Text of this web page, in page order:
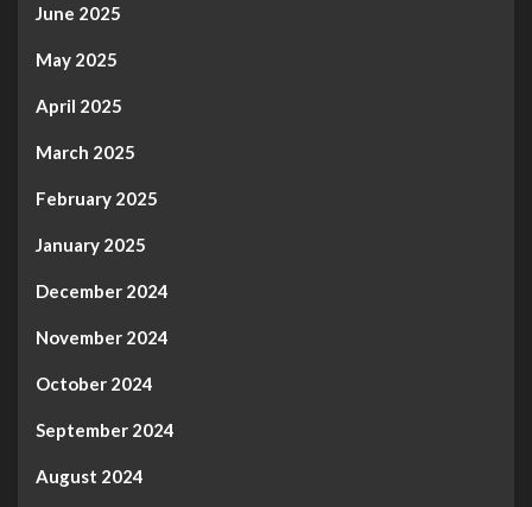
June 2025
May 2025
April 2025
March 2025
February 2025
January 2025
December 2024
November 2024
October 2024
September 2024
August 2024